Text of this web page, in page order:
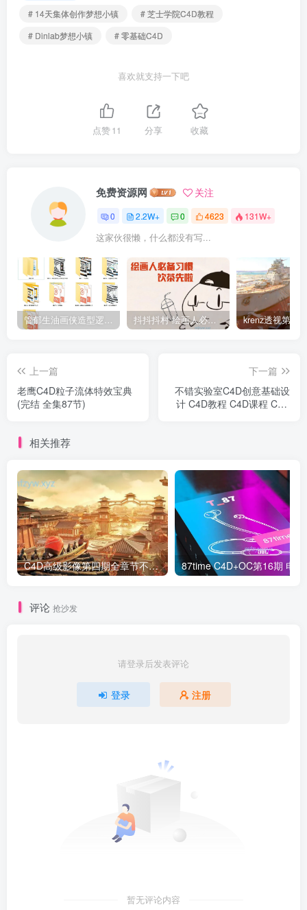
# 14天集体创作梦想小镇
# 芝士学院C4D教程
# Dinlab梦想小镇
# 零基础C4D
喜欢就支持一下吧
点赞11 分享 收藏
免费资源网 关注
0 2.2W+ 0 4623 131W+
这家伙很懒，什么都没有写...
管郁生油画侠造型逻辑班第一期2019年5月【高清不缺课】 抖抖抖村 绘画人必备习惯2020【画质不错】
上一篇
老鹰C4D粒子流体特效宝典
(完结 全集87节)
下一篇
不错实验室C4D创意基础设
计 C4D教程 C4D课程 C4D
相关推荐
C4D高级影像第四期全章节不加密【画质高清有素材】
评论 抢沙发
请登录后发表评论
登录 注册
暂无评论内容